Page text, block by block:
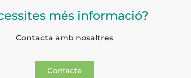
més informació?
Contacta amb nosaltres
Contacte